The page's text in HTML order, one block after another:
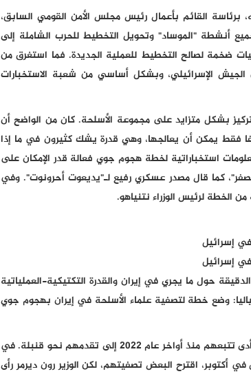
القائم بأعمال رئيس مجلس الأمن القومي السابق،
أنشطة "الموساد" وتحويل التخطيط للحرب الشاملة إلى
ضخمة لصالح التخطيط للعملية الجديدة. فما استغرق من
من الجيش الإسرائيلي، وبشكل أساسي من شعبة الاستخبارات
بشكل متزايد على مجموعة الأسلحة. كان من الواضح أن
فقط يمكن أن يعالجها، وهي قدرة يشك كثيرون في ما إذا
استخباراتية لخطة هجوم جوي فعالة قدر الإمكان على
كما قال مصدر عسكري رفيع لـ"يديعوت أحرونوت". وفي
في إسرائيل
في إسرائيل
حول ما يجري في إيران والقدرة التكتيكية-العملياتية
وضع خطة لتصفية علماء الأسلحة في إيران بهجوم جوي
وتابع التقرير: "كانت الأهداف الأولى هم كبار العلماء، أولئك الذين أدى تتبعهم منذ أواخر عام 2022 إلى تقدمهم نحو قنبلة. في
أكتوبر، اقترح البعض تصفيتهم، لكن الوزير رون ديرمر رأى